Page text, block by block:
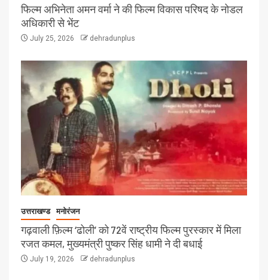
फिल्म अभिनेता अमन वर्मा ने की फिल्म विकास परिषद के नोडल
अधिकारी से भेंट
July 25, 2026 dehradunplus
उत्तराखण्ड मनोरंजन
गढ़वाली फ़िल्म ‘ढोली’ को 72वें राष्ट्रीय फिल्म पुरस्कार में मिला
रजत कमल, मुख्यमंत्री पुष्कर सिंह धामी ने दी बधाई
July 19, 2026 dehradunplus